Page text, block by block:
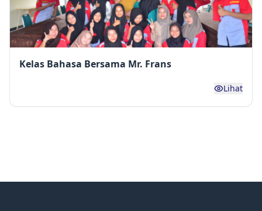
Kelas Bahasa Bersama Mr. Frans
Lihat